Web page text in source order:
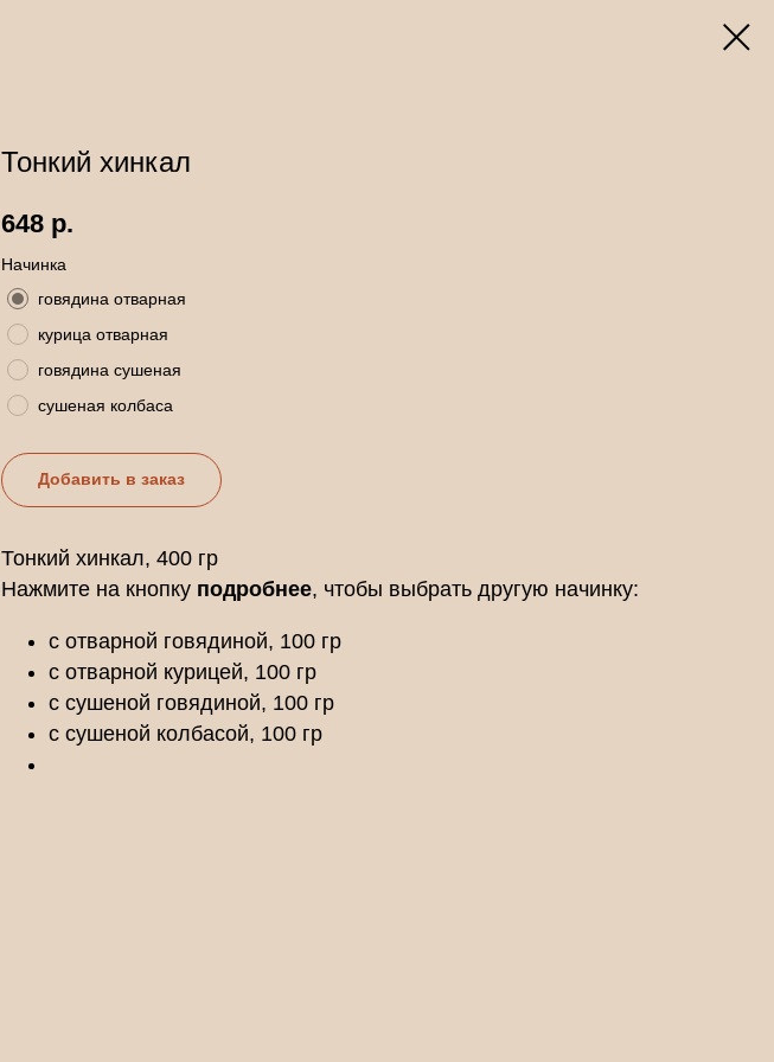
Тонкий хинкал
648 р.
Начинка
говядина отварная
курица отварная
говядина сушеная
сушеная колбаса
Добавить в заказ
Тонкий хинкал, 400 гр
Нажмите на кнопку подробнее, чтобы выбрать другую начинку:
с отварной говядиной, 100 гр
с отварной курицей, 100 гр
с сушеной говядиной, 100 гр
с сушеной колбасой, 100 гр